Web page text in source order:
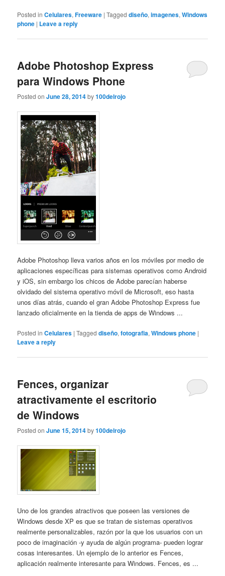
Posted in Celulares,Freeware |Tagged diseño,imagenes,Windows
phone | Leave a reply
Adobe Photoshop Express
para Windows Phone
Posted onJune 28, 2014by100delrojo
Adobe Photoshop lleva varios años en los móviles por medio de
aplicaciones específicas para sistemas operativos como Android
y iOS, sin embargo los chicos de Adobe parecían haberse
olvidado del sistema operativo móvil de Microsoft, eso hasta
unos días atrás, cuando el gran Adobe Photoshop Express fue
lanzado oficialmente en la tienda de apps de Windows ...
Posted in Celulares |Tagged diseño,fotografia,Windows phone |
Leave a reply
Fences, organizar
atractivamente el escritorio
de Windows
Posted onJune 15, 2014by100delrojo
Uno de los grandes atractivos que poseen las versiones de
Windows desde XP es que se tratan de sistemas operativos
realmente personalizables, razón por la que los usuarios con un
poco de imaginación -y ayuda de algún programa- pueden lograr
cosas interesantes. Un ejemplo de lo anterior es Fences,
aplicación realmente interesante para Windows. Fences, es ...